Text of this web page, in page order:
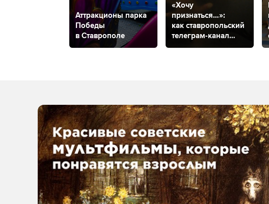
Аттракционы парка
Победы
в Ставрополе
«Хочу
признаться…»:
как ставропольский
телеграм-канал
помогает